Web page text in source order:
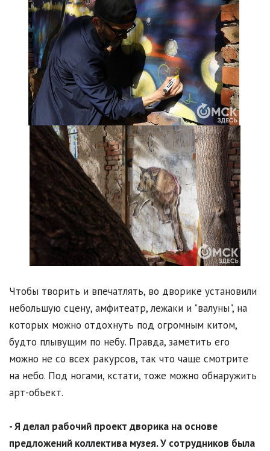
Чтобы творить и впечатлять, во дворике установили
небольшую сцену, амфитеатр, лежаки и "валуны", на
которых можно отдохнуть под огромным китом,
будто плывущим по небу. Правда, заметить его
можно не со всех ракурсов, так что чаще смотрите
на небо. Под ногами, кстати, тоже можно обнаружить
арт-объект.
- Я делал рабочий проект дворика на основе
предложений коллектива музея. У сотрудников была